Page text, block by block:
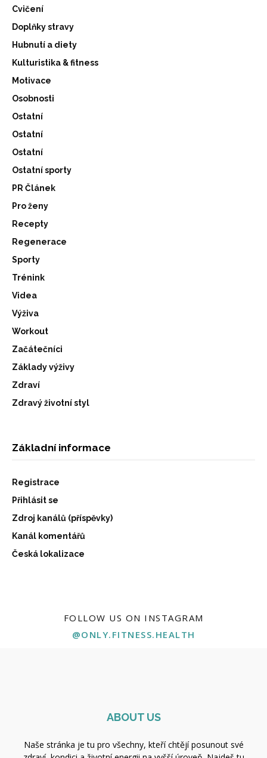
Cvičení
Doplňky stravy
Hubnutí a diety
Kulturistika & fitness
Motivace
Osobnosti
Ostatní
Ostatní
Ostatní
Ostatní sporty
PR Článek
Pro ženy
Recepty
Regenerace
Sporty
Trénink
Videa
Výživa
Workout
Začátečníci
Základy výživy
Zdraví
Zdravý životní styl
Základní informace
Registrace
Přihlásit se
Zdroj kanálů (příspěvky)
Kanál komentářů
Česká lokalizace
FOLLOW US ON INSTAGRAM
@ONLY.FITNESS.HEALTH
ABOUT US
Naše stránka je tu pro všechny, kteří chtějí posunout své